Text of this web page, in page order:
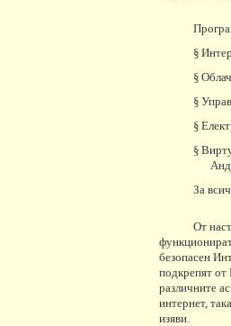
§
§
§
§
§
За
От
безопасен
подкрепят
различните
интернет,
изяви.